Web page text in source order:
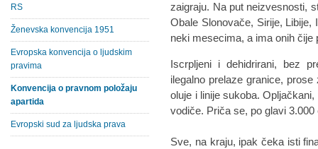
zaigraju. Na put neizvesnosti,
Obale Slonovače, Sirije, Libije,
neki mesecima, a ima onih čije
Iscrpljeni i dehidrirani, bez
ilegalno prelaze granice,
oluje i linije sukoba.
vodiče. Priča se, po glavi
Sve, na kraju, ipak čeka isti
RS
Ženevska konvencija 1951
Evropska konvencija o ljudskim
pravima
Konvencija o pravnom položaju
apartida
Evropski sud za ljudska prava